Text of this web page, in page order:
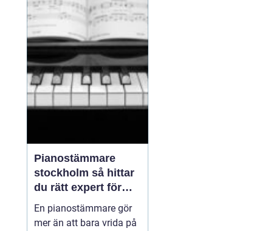
fungera tillsammans,
gärna under många år. I
Nacka finns ett brett
utbud av förskolor, både
kommunala och
friståen...
Pianostämmare
stockholm så hittar
du rätt expert för
ditt piano
En pianostämmare gör
mer än att bara vrida på